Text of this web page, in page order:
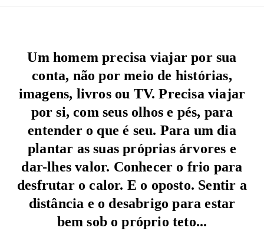
Um homem precisa viajar por sua
conta, não por meio de histórias,
imagens, livros ou TV. Precisa viajar
por si, com seus olhos e pés, para
entender o que é seu. Para um dia
plantar as suas próprias árvores e
dar-lhes valor. Conhecer o frio para
desfrutar o calor. E o oposto. Sentir a
distância e o desabrigo para estar
bem sob o próprio teto...